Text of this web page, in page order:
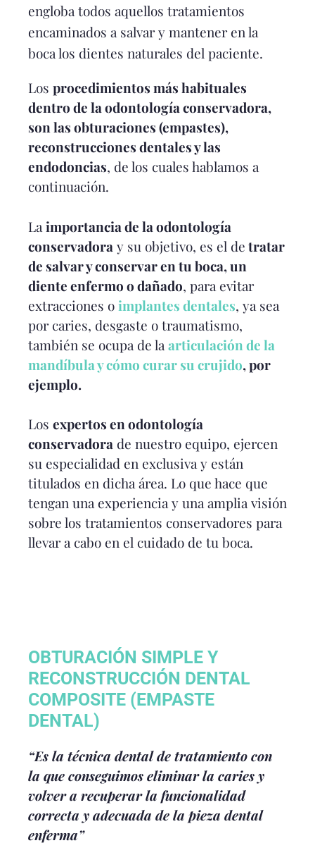
engloba todos aquellos tratamientos
encaminados a salvar y mantener en la
boca los dientes naturales del paciente.
Los procedimientos más habituales
dentro de la odontología conservadora,
son las obturaciones (empastes),
reconstrucciones dentales y las
endodoncias, de los cuales hablamos a
continuación.
La importancia de la odontología
conservadora y su objetivo, es el detratar
de salvar y conservar en tu boca, un
diente enfermo o dañado, para evitar
extracciones oimplantes dentales, ya sea
por caries, desgaste o traumatismo,
también se ocupa de la articulación de la
mandíbula y cómo curar su crujido, por
ejemplo.
Los expertos en odontología
conservadora de nuestro equipo, ejercen
su especialidad en exclusiva y están
titulados en dicha área. Lo que hace que
tengan una experiencia y una amplia visión
sobre los tratamientos conservadores para
llevar a cabo en el cuidado de tu boca.
OBTURACIÓN SIMPLE Y
RECONSTRUCCIÓN DENTAL
COMPOSITE (EMPASTE
DENTAL)
“Es la técnica dental de tratamiento con
la que conseguimos eliminar la caries y
volver a recuperar la funcionalidad
correcta y adecuada de la pieza dental
enferma”